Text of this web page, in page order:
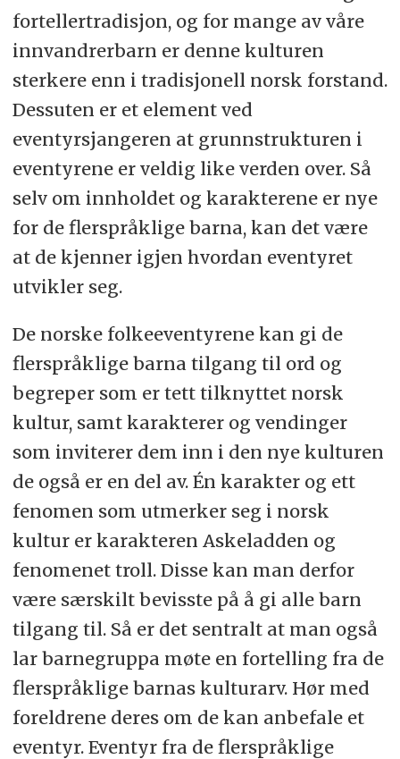
fortellertradisjon, og for mange av våre
innvandrerbarn er denne kulturen
sterkere enn i tradisjonell norsk forstand.
Dessuten er et element ved
eventyrsjangeren at grunnstrukturen i
eventyrene er veldig like verden over. Så
selv om innholdet og karakterene er nye
for de flerspråklige barna, kan det være
at de kjenner igjen hvordan eventyret
utvikler seg.
De norske folkeeventyrene kan gi de
flerspråklige barna tilgang til ord og
begreper som er tett tilknyttet norsk
kultur, samt karakterer og vendinger
som inviterer dem inn i den nye kulturen
de også er en del av. Én karakter og ett
fenomen som utmerker seg i norsk
kultur er karakteren Askeladden og
fenomenet troll. Disse kan man derfor
være særskilt bevisste på å gi alle barn
tilgang til. Så er det sentralt at man også
lar barnegruppa møte en fortelling fra de
flerspråklige barnas kulturarv. Hør med
foreldrene deres om de kan anbefale et
eventyr. Eventyr fra de flerspråklige